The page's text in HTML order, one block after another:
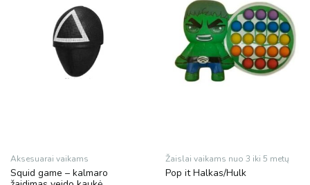
Aksesuarai vaikams
Squid game – kalmaro
Žaislai vaikams nuo 3 iki 5 metų
Pop it Halkas/Hulk